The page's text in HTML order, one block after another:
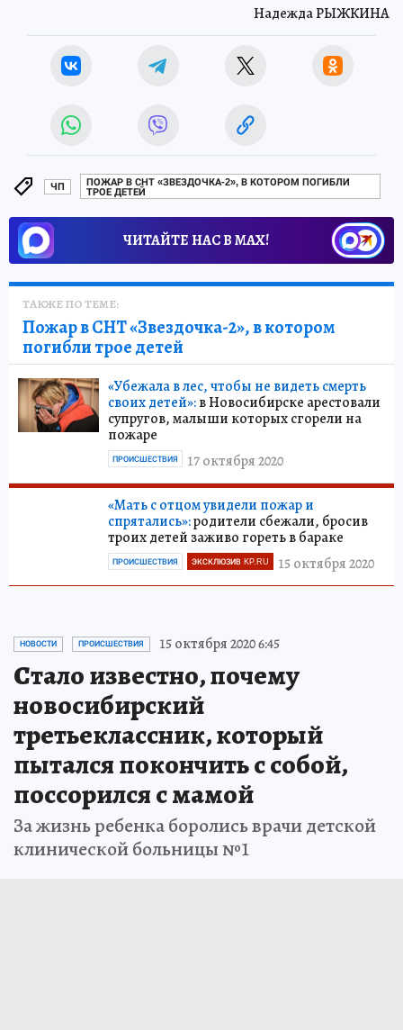
Надежда РЫЖКИНА
ЧП
ПОЖАР В СНТ «ЗВЕЗДОЧКА-2», В КОТОРОМ ПОГИБЛИ
ТРОЕ ДЕТЕЙ
ЧИТАЙТЕ НАС В МАХ!
ТАКЖЕ ПО ТЕМЕ:
Пожар в СНТ «Звездочка-2», в котором
погибли трое детей
«Убежала в лес, чтобы не видеть смерть
своих детей»:в Новосибирске арестовали
супругов, малыши которых сгорели на
пожаре
17 октября 2020
ПРОИСШЕСТВИЯ
«Мать с отцом увидели пожар и
спрятались»:родители сбежали, бросив
троих детей заживо гореть в бараке
15 октября 2020
ПРОИСШЕСТВИЯ ЭКСКЛЮЗИВ KP.RU
НОВОСТИ ПРОИСШЕСТВИЯ 15 октября 2020 6:45
Стало известно, почему
новосибирский
третьеклассник, который
пытался покончить с собой,
поссорился с мамой
За жизнь ребенка боролись врачи детской
клинической больницы №1